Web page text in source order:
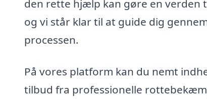
den rette hjælp kan gøre en verden
og vi står klar til at guide dig
processen.
På vores platform kan du nemt
tilbud fra professionelle